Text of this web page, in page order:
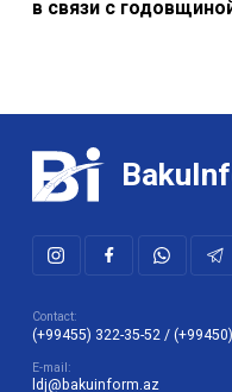
в связи с
Contact:
(+99455) 322-35-52 /
E-mail:
ldj@bakuinform.az